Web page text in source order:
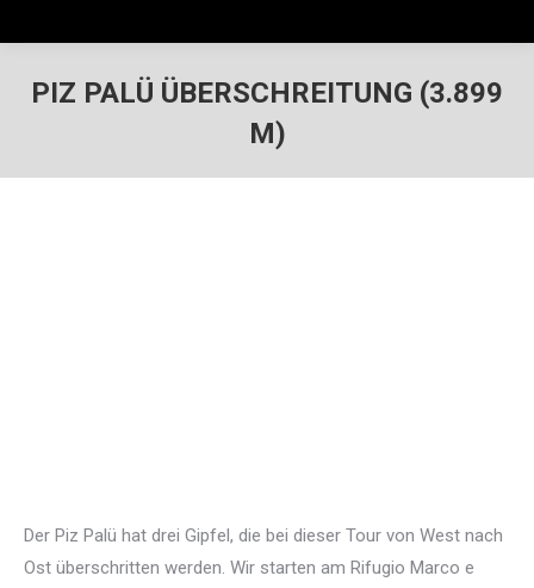
PIZ PALÜ ÜBERSCHREITUNG (3.899
M)
Der Piz Palü hat drei Gipfel, die bei dieser Tour von West nach
Ost überschritten werden. Wir starten am Rifugio Marco e